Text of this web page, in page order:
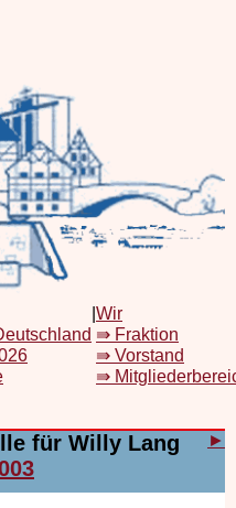
Wir
⇛ Fraktion
⇛ Vorstand
⇛
für Willy Lang
►